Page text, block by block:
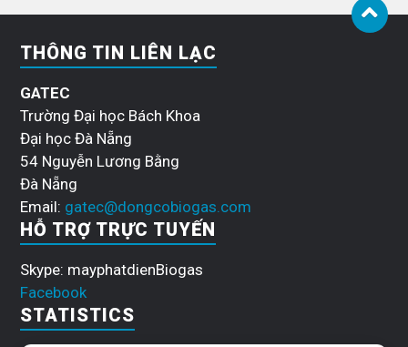
THÔNG TIN LIÊN LẠC
GATEC
Trường Đại học Bách Khoa
Đại học Đà Nẵng
54 Nguyễn Lương Bằng
Đà Nẵng
Email: gatec@dongcobiogas.com
HỖ TRỢ TRỰC TUYẾN
Skype: mayphatdienBiogas
Facebook
STATISTICS